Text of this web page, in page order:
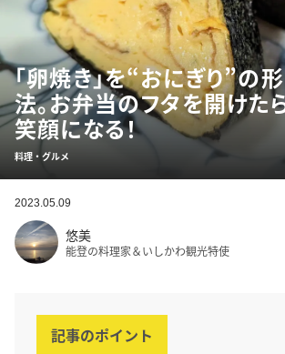
「卵焼き」を“おにぎり”の
法。お弁当のフタを開けた
笑顔になる！
料理・グルメ
2023.05.09
悠美
能登の料理家＆いしかわ観光特使
記事のポイント